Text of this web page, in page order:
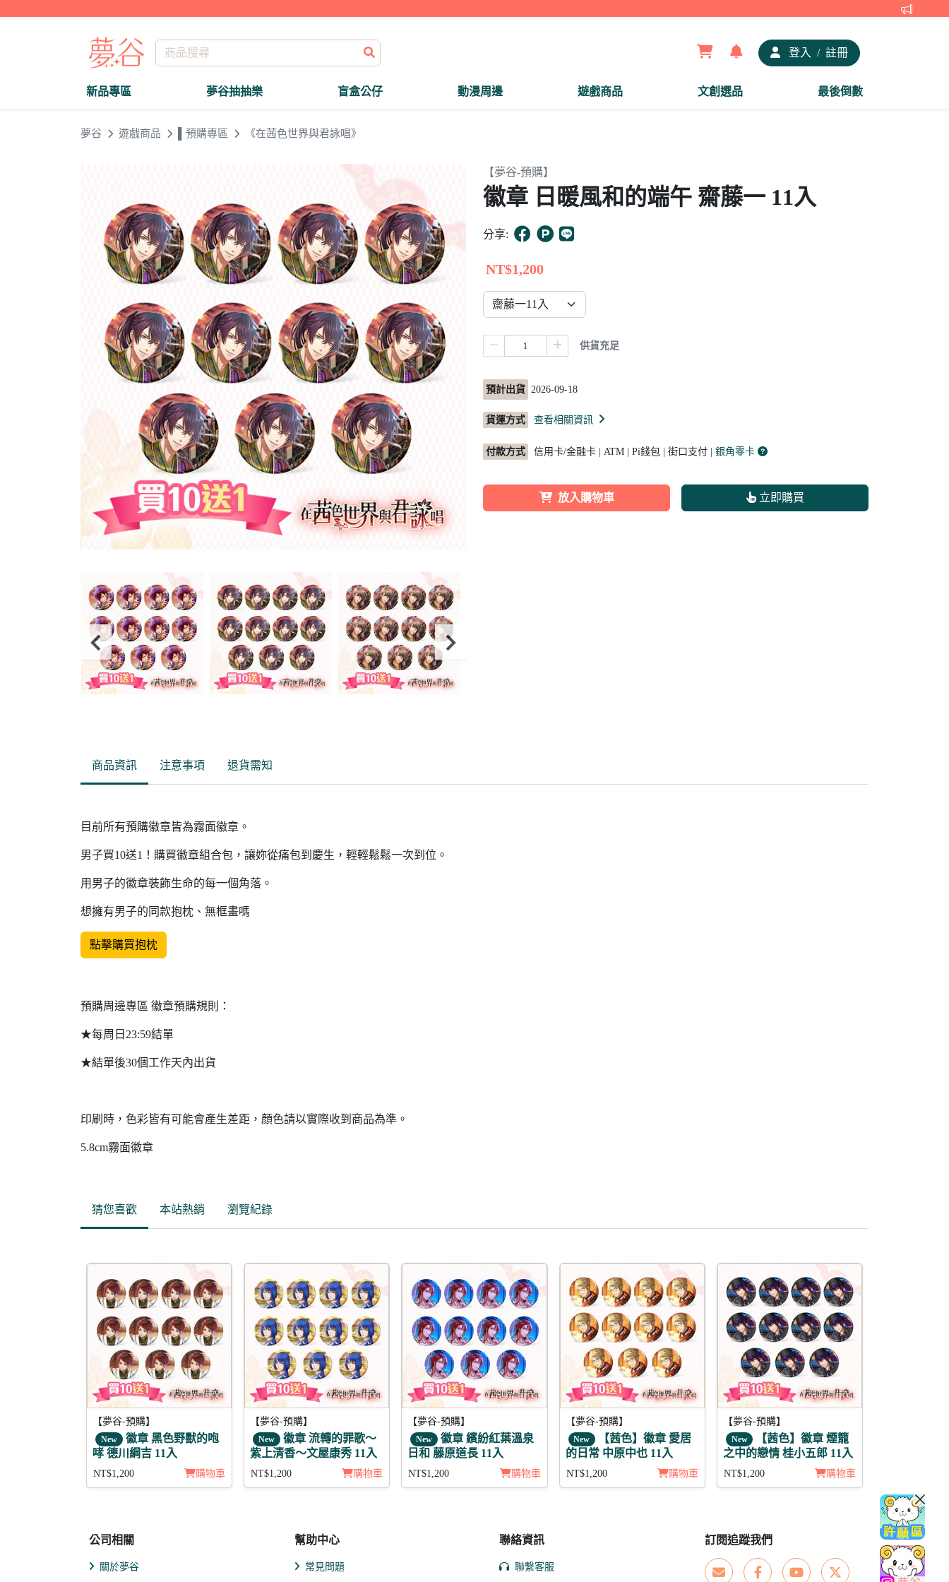
【夢谷
登入 / 註冊
新品專區 夢谷抽抽樂 盲盒公仔 動漫周邊 遊戲商品 文創選品 最後倒數
夢谷 遊戲商品 ▌預購專區 《在茜色世界與君詠唱》
【夢谷-預購】
徽章 日暖風和的端午 齋藤一 11入
分享:
NT$1,200
供貨充足
預計出貨 2026-09-18
貨運方式 查看相關資訊
付款方式 信用卡/金融卡 | ATM | Pi錢包 | 街口支付 | 銀角零卡
放入購物車 立即購買
商品資訊 注意事項 退貨需知
目前所有預購徽章皆為霧面徽章。
男子買10送1！購買徽章組合包，讓妳從痛包到慶生，輕輕鬆鬆一次到位。
用男子的徽章裝飾生命的每一個角落。
想擁有男子的同款抱枕、無框畫嗎
點擊購買抱枕
預購周邊專區 徽章預購規則：
★每周日23:59結單
★結單後30個工作天內出貨
印刷時，色彩皆有可能會產生差距，顏色請以實際收到商品為準。
5.8cm霧面徽章
猜您喜歡 本站熱銷 瀏覽紀錄
【夢谷-預購】
New 徽章 黑色野獸的咆
哮 德川綱吉 11入
NT$1,200 購物車
【夢谷-預購】
New 徽章 流轉的罪歌～
紫上清香～文屋康秀 11入
NT$1,200 購物車
【夢谷-預購】
New 徽章 繽紛紅葉溫泉
日和 藤原道長 11入
NT$1,200 購物車
【夢谷-預購】
New
【茜色】徽章 愛居
的日常 中原中也 11入
NT$1,200 購物車
【夢谷-預購】
New
【茜色】徽章 煙籠
之中的戀情 桂小五郎 11入
NT$1,200 購物車
公司相關
關於夢谷
幫助中心
常見問題
聯絡資訊
聯繫客服
訂閱追蹤我們